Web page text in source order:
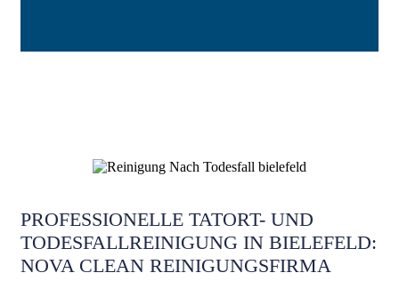
PROFESSIONELLE TATORT- UND
TODESFALLREINIGUNG IN BIELEFELD:
NOVA CLEAN REINIGUNGSFIRMA